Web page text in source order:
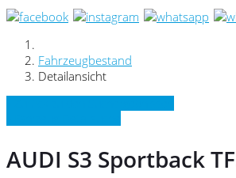
Fahrzeugbestand
Detailansicht
AUDI S3 Sportback